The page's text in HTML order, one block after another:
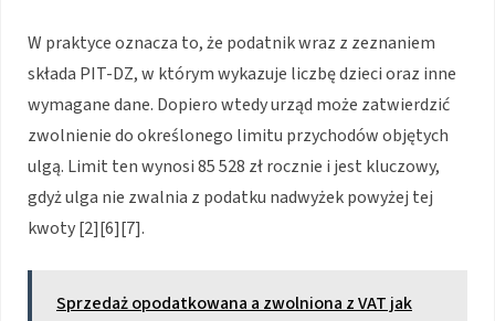
W praktyce oznacza to, że podatnik wraz z zeznaniem
składa PIT-DZ, w którym wykazuje liczbę dzieci oraz inne
wymagane dane. Dopiero wtedy urząd może zatwierdzić
zwolnienie do określonego limitu przychodów objętych
ulgą. Limit ten wynosi 85 528 zł rocznie i jest kluczowy,
gdyż ulga nie zwalnia z podatku nadwyżek powyżej tej
kwoty [2][6][7].
Sprzedaż opodatkowana a zwolniona z VAT jak